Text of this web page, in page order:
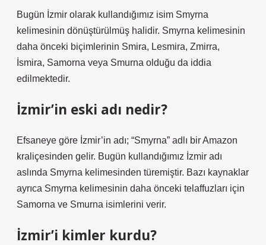
Bugün İzmir olarak kullandığımız isim Smyrna
kelimesinin dönüştürülmüş halidir. Smyrna kelimesinin
daha önceki biçimlerinin Smira, Lesmira, Zmirra,
İsmira, Samorna veya Smurna olduğu da iddia
edilmektedir.
İzmir’in eski adı nedir?
Efsaneye göre İzmir’in adı; “Smyrna” adlı bir Amazon
kraliçesinden gelir. Bugün kullandığımız İzmir adı
aslında Smyrna kelimesinden türemiştir. Bazı kaynaklar
ayrıca Smyrna kelimesinin daha önceki telaffuzları için
Samorna ve Smurna isimlerini verir.
İzmir’i kimler kurdu?